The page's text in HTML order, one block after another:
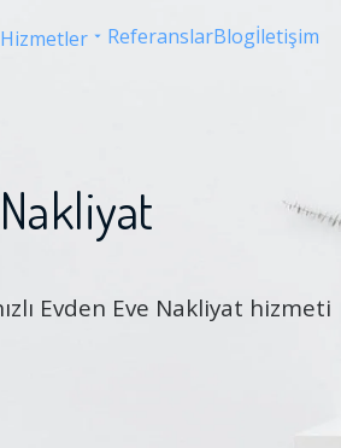
Hizmetler ReferanslarBlogİletişim
Evden Eve Nakliyat hizmeti